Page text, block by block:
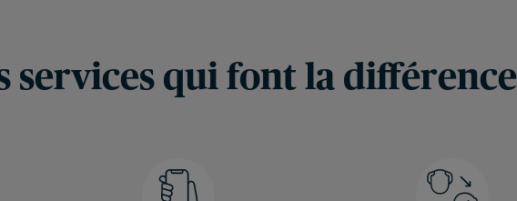
services qui font la différence